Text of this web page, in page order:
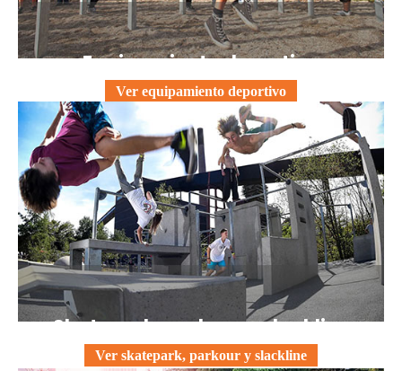
Equipamiento deportivo
Ver equipamiento deportivo
Skatepark, parkour y slackline
Ver skatepark, parkour y slackline